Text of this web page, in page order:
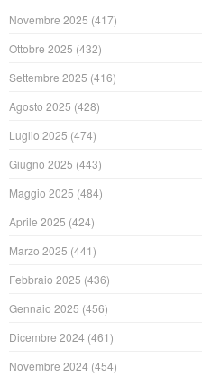
Novembre 2025 (417)
Ottobre 2025 (432)
Settembre 2025 (416)
Agosto 2025 (428)
Luglio 2025 (474)
Giugno 2025 (443)
Maggio 2025 (484)
Aprile 2025 (424)
Marzo 2025 (441)
Febbraio 2025 (436)
Gennaio 2025 (456)
Dicembre 2024 (461)
Novembre 2024 (454)